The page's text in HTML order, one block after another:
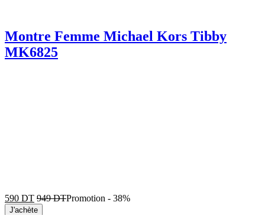
Montre Femme Michael Kors Tibby
MK6825
590 DT 949DTPromotion - 38%
J'achète